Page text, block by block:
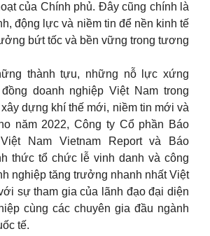
của Chính phủ. Đây cũng chính là
động lực và niềm tin để nền kinh tế
bứt tốc và bền vững trong tương
thành tựu, những nỗ lực xứng
doanh nghiệp Việt Nam trong
dựng khí thế mới, niềm tin mới và
năm 2022, Công ty Cổ phần Báo
Nam Vietnam Report và Báo
thức tổ chức lễ vinh danh và công
nghiệp tăng trưởng nhanh nhất Việt
sự tham gia của lãnh đạo đại diện
cùng các chuyên gia đầu ngành
tế.